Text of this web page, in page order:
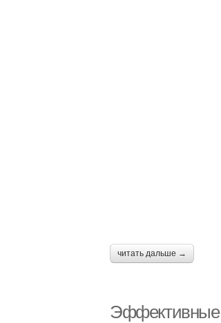
читать дальше →
Эффективные